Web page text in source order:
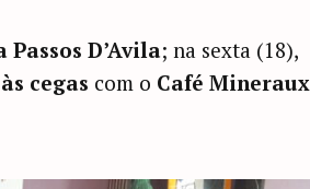
D’Avila; na sexta (18),
cegas com o Café Mineraux